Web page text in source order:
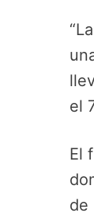
el
El
de